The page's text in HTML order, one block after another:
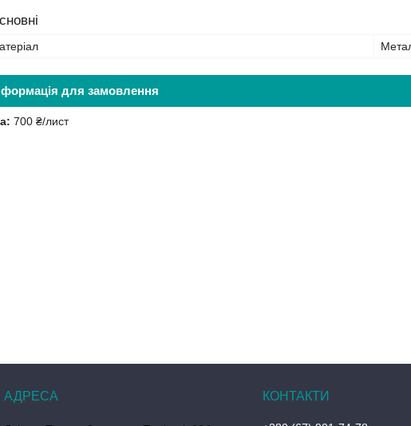
для замовлення
700 ₴/лист